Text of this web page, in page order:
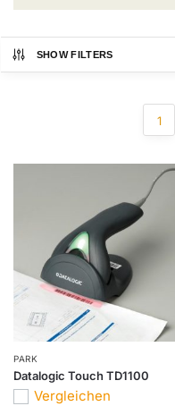
SHOW FILTERS
1
PARK
Datalogic Touch TD1100
Vergleichen